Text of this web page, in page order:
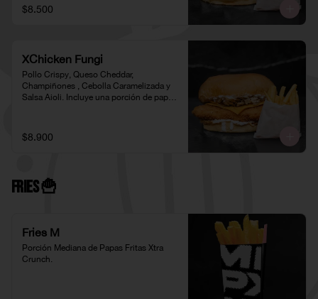
$8.500
XChicken Fungi
Pollo Crispy, Queso Cheddar,
Champiñones , Cebolla Caramelizada y
Salsa Aioli. Incluye una porción de papas
$8.900
Fries 🍟
Fries M
Porción Mediana de Papas Fritas Xtra
Crunch.